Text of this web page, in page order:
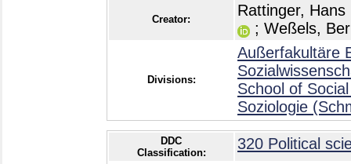
Creator:
Rattinger, Hans
; Weßels,
Divisions:
Außerfakultäre
School of
Soziologie
DDC
Classification:
320 Political